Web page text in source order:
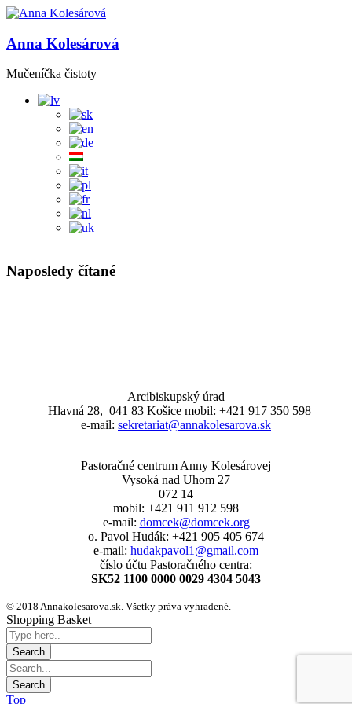
Anna Kolesárová
Mučeníčka čistoty
Naposledy čítané
Arcibiskupský úrad
Hlavná 28, 041 83 Košice mobil: +421 917 350 598
e-mail: sekretariat@annakolesarova.sk
Pastoračné centrum Anny Kolesárovej
Vysoká nad Uhom 27
072 14
mobil: +421 911 912 598
e-mail: domcek@domcek.org
o. Pavol Hudák: +421 905 405 674
e-mail: hudakpavol1@gmail.com
číslo účtu Pastoračného centra:
SK52 1100 0000 0029 4304 5043
© 2018 Annakolesarova.sk. Všetky práva vyhradené.
Shopping Basket
Top